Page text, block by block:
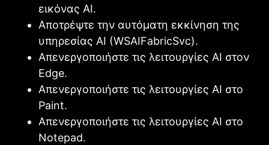
εικόνας AI.
Αποτρέψτε την αυτόματη εκκίνηση της
υπηρεσίας AI (WSAIFabricSvc).
Απενεργοποιήστε τις λειτουργίες AI στον
Edge.
Απενεργοποιήστε τις λειτουργίες AI στο
Paint.
Απενεργοποιήστε τις λειτουργίες AI στο
Notepad.